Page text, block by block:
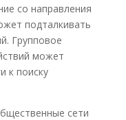
со направления
подталкивать
Групповое
может
к поиску
сети